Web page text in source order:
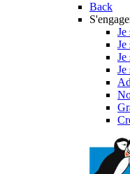
Back
Je
Je
Je
Je